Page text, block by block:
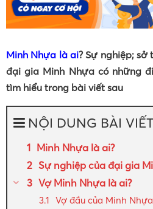
Minh Nhựa là ai? Sự nghiệp;
đại gia Minh Nhựa có những
tìm hiểu trong bài viết sau
NỘI DUNG BÀI VIẾT
Minh Nhựa là ai?
Sự nghiệp của đại gia
Vợ Minh Nhựa là ai?
Vợ đầu của Minh